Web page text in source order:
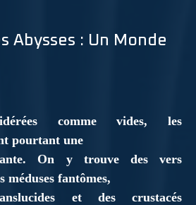
Abysses : Un Monde
comme vides, les
pourtant une
On y trouve des vers
méduses fantômes,
et des crustacés